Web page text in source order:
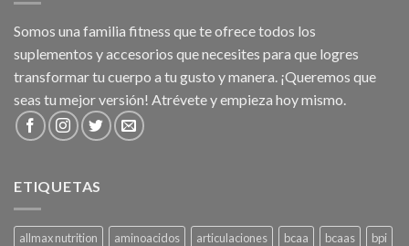
Somos una familia fitness que te ofrece todos los
suplementos y accesorios que necesites para que logres
transformar tu cuerpo a tu gusto y manera. ¡Queremos que
seas tu mejor versión! Atrévete y empieza hoy mismo.
ETIQUETAS
allmax nutrition aminoacidos articulaciones bcaa bcaas
bpi